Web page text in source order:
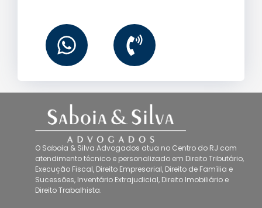
W
h
a
t
s
a
p
p
P
h
o
n
e
-
v
o
O Saboia & Silva Advogados atua no Centro do RJ com
atendimento técnico e personalizado em Direito Tributário,
Execução Fiscal, Direito Empresarial, Direito de Família e
Sucessões, Inventário Extrajudicial, Direito Imobiliário e
Direito Trabalhista.